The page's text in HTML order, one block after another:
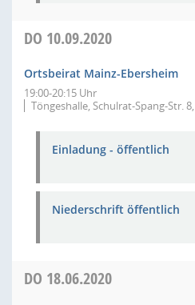
DO 10.09.2020
Ortsbeirat Mainz-Ebersheim
19:00-20:15 Uhr
Töngeshalle, Schulrat-Spang-Str.
Einladung - öffentlich
Niederschrift öffentlich
DO 18.06.2020